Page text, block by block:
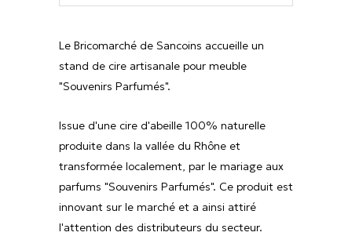
Le Bricomarché de Sancoins accueille un
stand de cire artisanale pour meuble
"Souvenirs Parfumés".
Issue d'une cire d'abeille 100% naturelle
produite dans la vallée du Rhône et
transformée localement, par le mariage aux
parfums "Souvenirs Parfumés". Ce produit est
innovant sur le marché et a ainsi attiré
l'attention des distributeurs du secteur.